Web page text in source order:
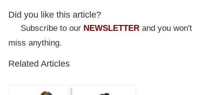
Did you like this article?
Subscribe to our NEWSLETTER and you won't
miss anything.
Related Articles